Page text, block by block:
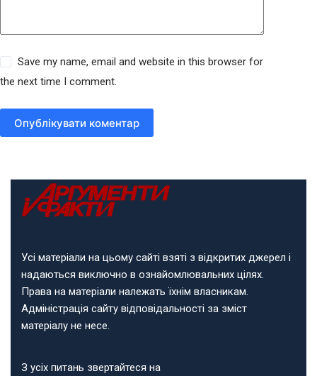
Save my name, email and website in this browser for
the next time I comment.
Опублікувати коментар
Усі матеріали на цьому сайті взяті з відкритих джерел і
надаються виключно в ознайомлювальних цілях.
Права на матеріали належать їхнім власникам.
Адміністрація сайту відповідальності за зміст
матеріалу не несе.
З усіх питань звертайтеся на